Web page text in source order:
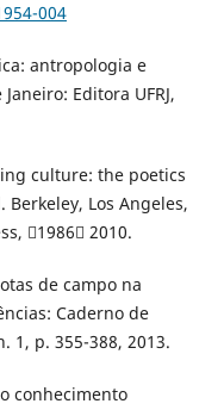
004
antropologia e
Editora UFRJ,
culture: the poetics
Los Angeles,
1986 2010.
de campo na
Caderno de
1, p. 355-388, 2013.
conhecimento